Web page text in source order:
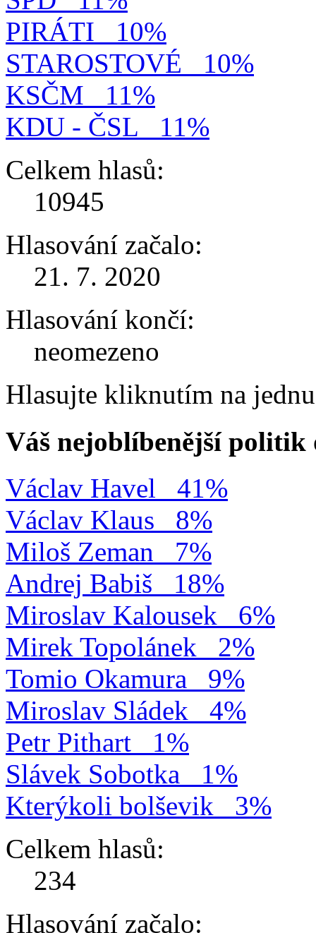
PIRÁTI
10%
STAROSTOVÉ
10%
KSČM
11%
KDU - ČSL
11%
Celkem hlasů:
10945
Hlasování začalo:
21. 7. 2020
Hlasování končí:
neomezeno
Hlasujte kliknutím na
Váš nejoblíbenější politik
Václav Havel
41%
Václav Klaus
8%
Miloš Zeman
7%
Andrej Babiš
18%
Miroslav Kalousek
6%
Mirek Topolánek
2%
Tomio Okamura
9%
Miroslav Sládek
4%
Petr Pithart
1%
Slávek Sobotka
1%
Kterýkoli bolševik
3%
Celkem hlasů:
234
Hlasování začalo: